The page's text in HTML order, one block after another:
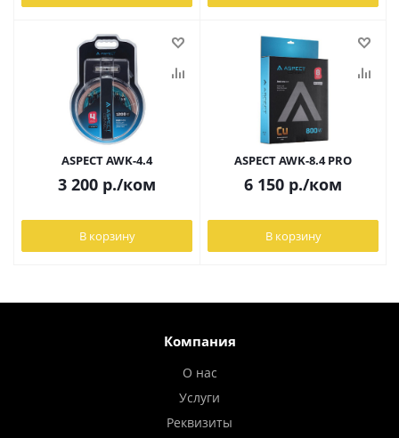
ASPECT AWK-4.4
3 200 р./ком
В корзину
ASPECT AWK-8.4 PRO
6 150 р./ком
В корзину
Компания
О нас
Услуги
Реквизиты